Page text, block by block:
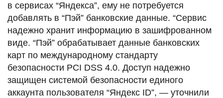
в сервисах “Яндекса”, ему не потребуется
добавлять в “Пэй” банковские данные. “Сервис
надежно хранит информацию в зашифрованном
виде. “Пэй” обрабатывает данные банковских
карт по международному стандарту
безопасности PCI DSS 4.0. Доступ надежно
защищен системой безопасности единого
аккаунта пользователя “Яндекс ID”, — уточнили